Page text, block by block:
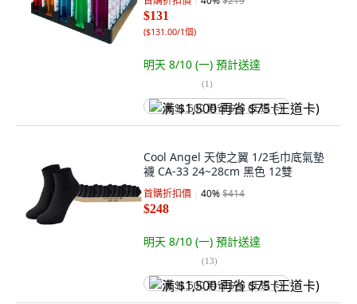
$131
($131.00/1個)
明天 8/10 (一) 預計送達
(1)
满 $1,500 再省 $75 (王道卡)
Cool Angel 天使之翼 1/2毛巾底氣墊
襪 CA-33 24~28cm 黑色 12雙
首購折扣價 40%$414
$248
明天 8/10 (一) 預計送達
(13)
满 $1,500 再省 $75 (王道卡)